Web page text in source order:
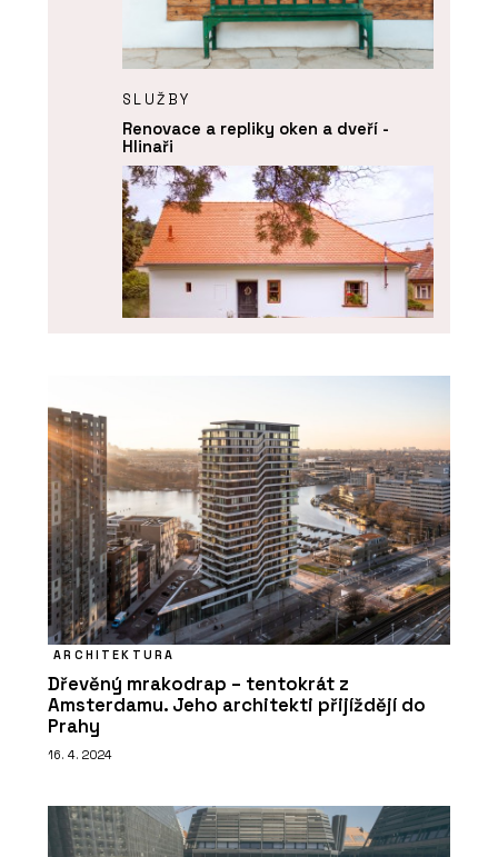
SLUŽBY
Renovace a repliky oken a dveří -
Hlinaři
SLUŽBY
ARCHITEKTURA
Dřevěný mrakodrap – tentokrát z
Amsterdamu. Jeho architekti přijíždějí do
Prahy
16. 4. 2024